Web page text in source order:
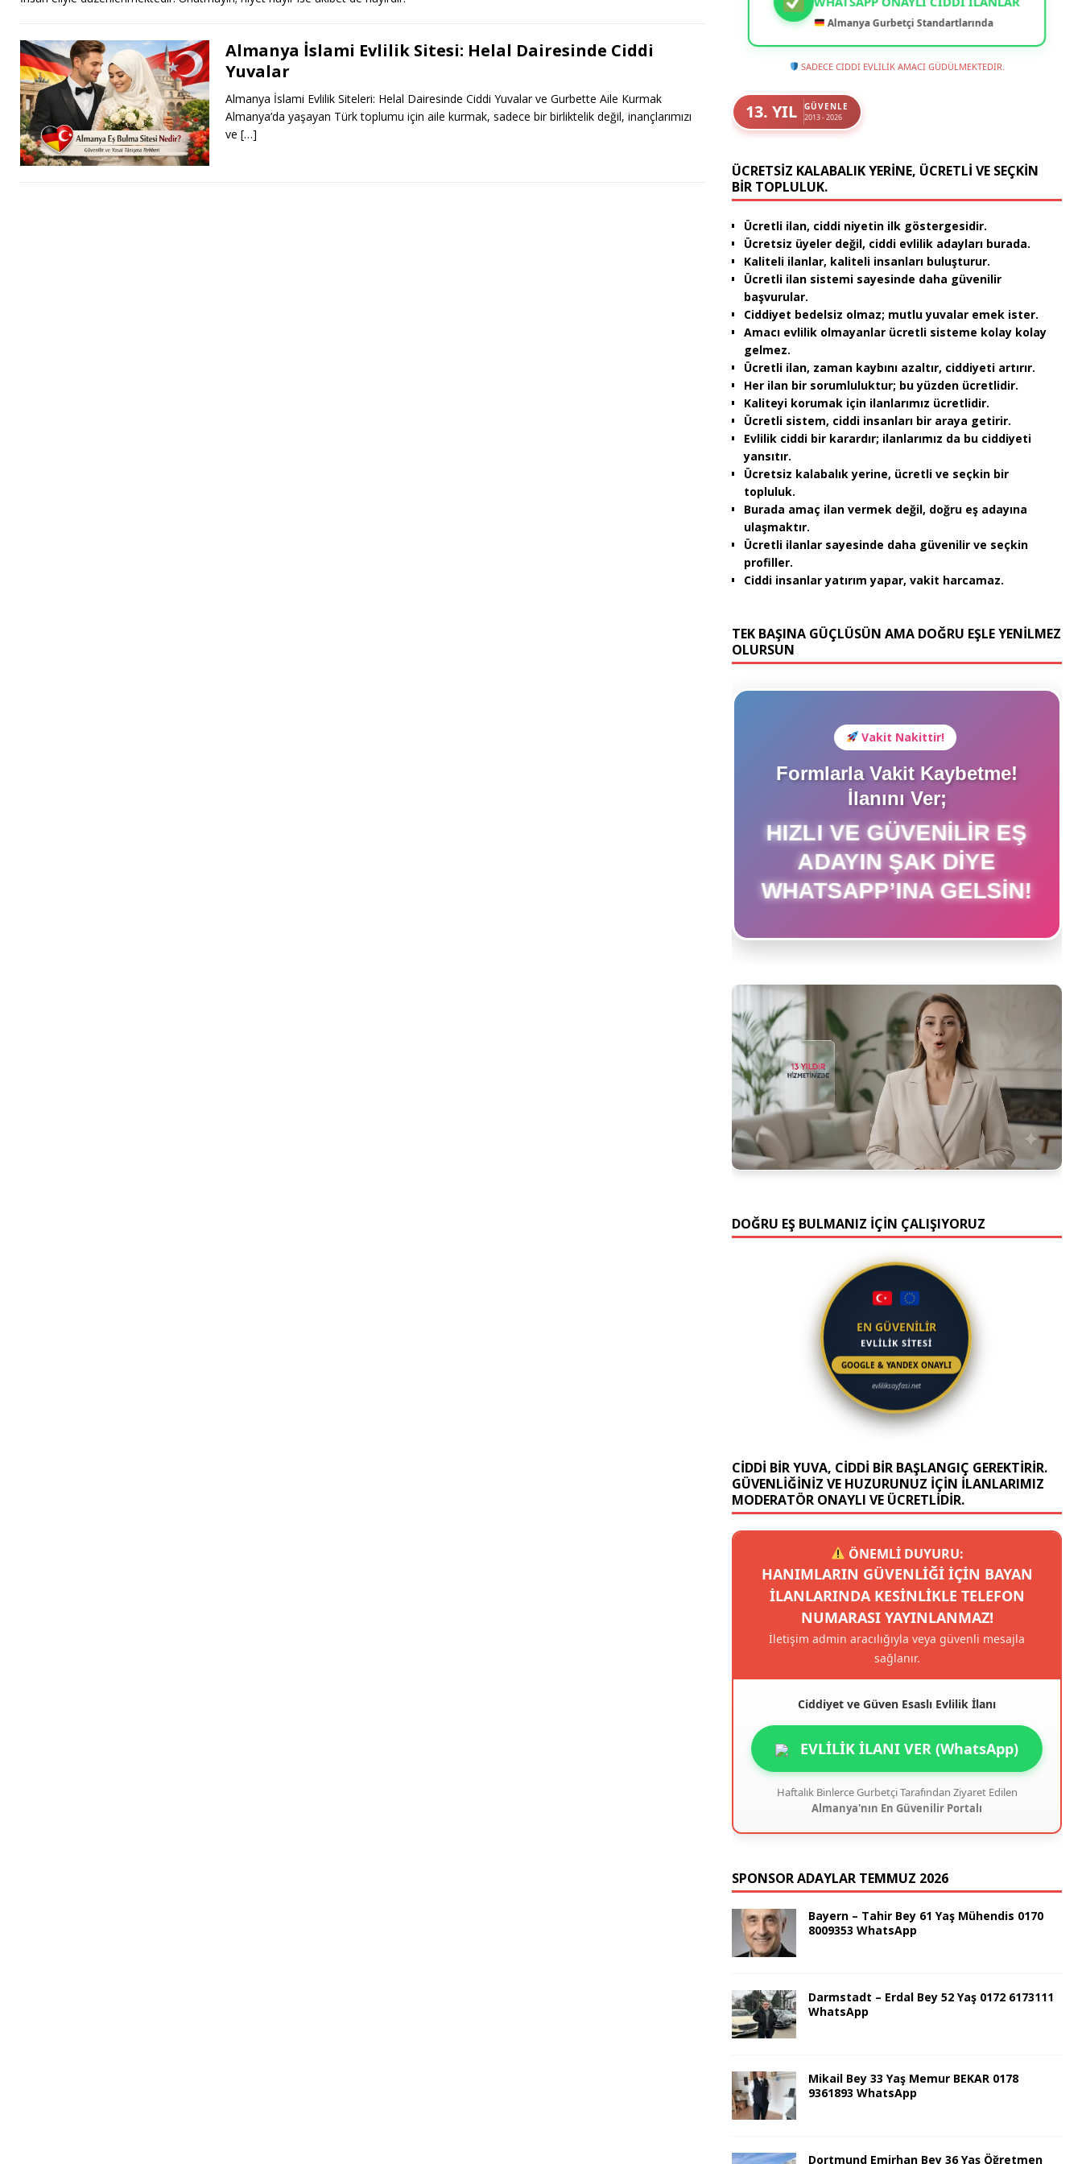
Almanya İslami Evlilik Sitesi: Helal Dairesinde Ciddi
Yuvalar
Almanya İslami Evlilik Siteleri: Helal Dairesinde Ciddi Yuvalar ve Gurbette Aile Kurmak
Almanya’da yaşayan Türk toplumu için aile kurmak, sadece bir birliktelik değil, inançlarımızı
ve […]
Almanya Gurbetçi Standartlarında
SADECE CİDDİ EVLİLİK AMACI GÜDÜLMEKTEDİR.
13. YIL GÜVENLE
2013 - 2026
ÜCRETSIZ KALABALIK YERINE, ÜCRETLI VE SEÇKIN
BIR TOPLULUK.
Ücretli ilan, ciddi niyetin ilk göstergesidir.
Ücretsiz üyeler değil, ciddi evlilik adayları burada.
Kaliteli ilanlar, kaliteli insanları buluşturur.
Ücretli ilan sistemi sayesinde daha güvenilir
başvurular.
Ciddiyet bedelsiz olmaz; mutlu yuvalar emek ister.
Amacı evlilik olmayanlar ücretli sisteme kolay kolay
gelmez.
Ücretli ilan, zaman kaybını azaltır, ciddiyeti artırır.
Her ilan bir sorumluluktur; bu yüzden ücretlidir.
Kaliteyi korumak için ilanlarımız ücretlidir.
Ücretli sistem, ciddi insanları bir araya getirir.
Evlilik ciddi bir karardır; ilanlarımız da bu ciddiyeti
yansıtır.
Ücretsiz kalabalık yerine, ücretli ve seçkin bir
topluluk.
Burada amaç ilan vermek değil, doğru eş adayına
ulaşmaktır.
Ücretli ilanlar sayesinde daha güvenilir ve seçkin
profiller.
Ciddi insanlar yatırım yapar, vakit harcamaz.
TEK BAŞINA GÜÇLÜSÜN AMA DOĞRU EŞLE YENİLMEZ
OLURSUN
Vakit Nakittir!
Formlarla Vakit Kaybetme!
İlanını Ver;
HIZLI VE GÜVENILIR EŞ
ADAYIN ŞAK DIYE
WHATSAPP’INA GELSIN!
DOĞRU EŞ BULMANIZ İÇİN ÇALIŞIYORUZ
EN GÜVENİLİR
EVLİLİK SİTESİ
GOOGLE & YANDEX ONAYLI
evliliksayfasi.net
CIDDI BIR YUVA, CIDDI BIR BAŞLANGIÇ GEREKTIRIR.
GÜVENLIĞINIZ VE HUZURUNUZ IÇIN ILANLARIMIZ
MODERATÖR ONAYLI VE ÜCRETLIDIR.
ÖNEMLİ DUYURU:
HANIMLARIN GÜVENLIĞI IÇIN BAYAN
ILANLARINDA KESINLIKLE TELEFON
NUMARASI YAYINLANMAZ!
İletişim admin aracılığıyla veya güvenli mesajla
sağlanır.
Ciddiyet ve Güven Esaslı Evlilik İlanı
EVLİLİK İLANI VER (WhatsApp)
Haftalık Binlerce Gurbetçi Tarafından Ziyaret Edilen
Almanya'nın En Güvenilir Portalı
SPONSOR ADAYLAR TEMMUZ 2026
Bayern – Tahir Bey 61 Yaş Mühendis 0170
8009353 WhatsApp
Darmstadt – Erdal Bey 52 Yaş 0172 6173111
WhatsApp
Mikail Bey 33 Yaş Memur BEKAR 0178
9361893 WhatsApp
Dortmund Emirhan Bey 36 Yaş Öğretmen